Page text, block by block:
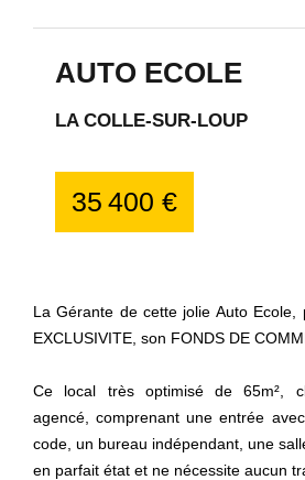
AUTO ECOLE
LA COLLE-SUR-LOUP
35 400 €
La Gérante de cette jolie Auto Ecole,
EXCLUSIVITE, son FONDS DE
Ce local très optimisé de 65m²,
agencé, comprenant une entrée
code, un bureau indépendant, une
en parfait état et ne nécessite aucun